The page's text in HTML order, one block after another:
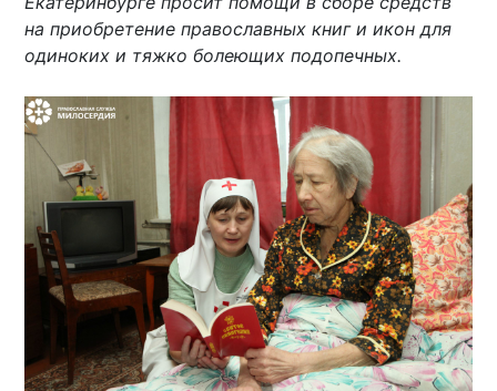
на приобретение православных книг и икон для
одиноких и тяжко болеющих подопечных.